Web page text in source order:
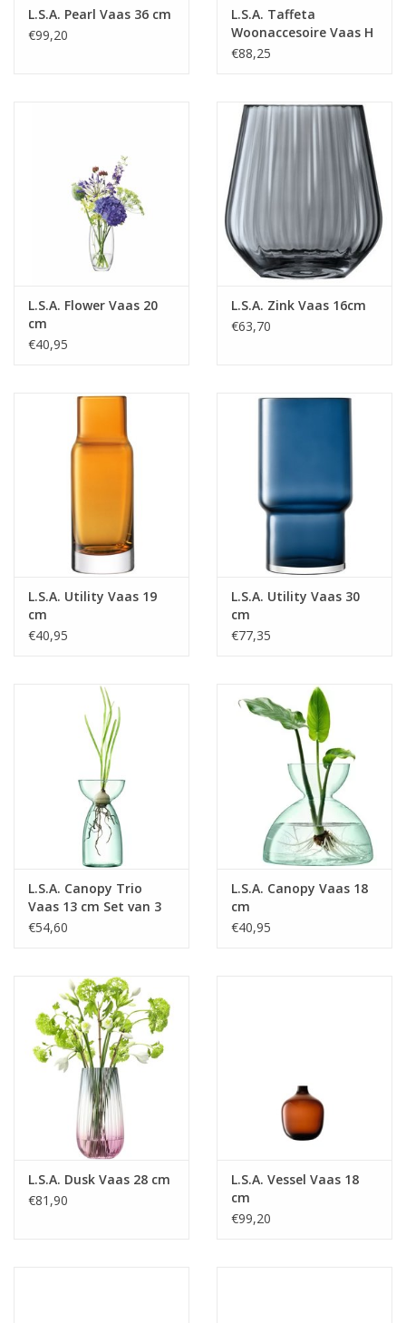
L.S.A. Pearl Vaas 36 cm
€99,20
L.S.A. Taffeta
Woonaccesoire Vaas H
17 cm
€88,25
L.S.A. Flower Vaas 20
cm
€40,95
L.S.A. Zink Vaas 16cm
€63,70
L.S.A. Utility Vaas 19
cm
€40,95
L.S.A. Utility Vaas 30
cm
€77,35
L.S.A. Canopy Trio
Vaas 13 cm Set van 3
Stuks Assorti
€54,60
L.S.A. Canopy Vaas 18
cm
€40,95
L.S.A. Dusk Vaas 28 cm
€81,90
L.S.A. Vessel Vaas 18
cm
€99,20